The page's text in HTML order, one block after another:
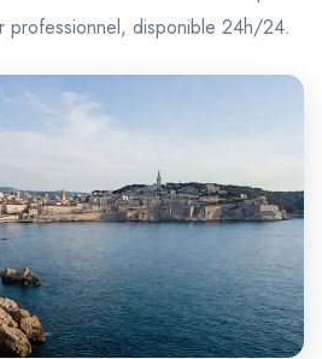
professionnel, disponible 24h/24.